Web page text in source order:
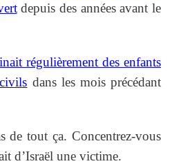
depuis des années avant le
régulièrement des enfants
dans les mois précédant
de tout ça. Concentrez-vous
d’Israël une victime.